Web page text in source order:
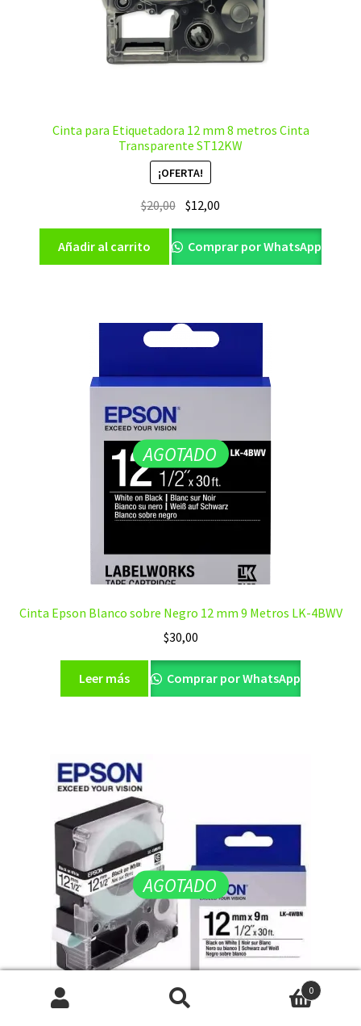
Cinta para Etiquetadora 12 mm 8 metros Cinta
Transparente ST12KW
¡OFERTA!
$20,00 El
precio
original
era:
$12,00
precio
actual
es:
Añadir al carrito Comprar por WhatsApp
AGOTADO
Cinta Epson Blanco sobre Negro 12 mm 9 Metros LK-4BWV
$30,00
Leer más Comprar por WhatsApp
AGOTADO
0